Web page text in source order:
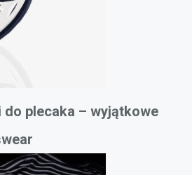
do plecaka – wyjątkowe